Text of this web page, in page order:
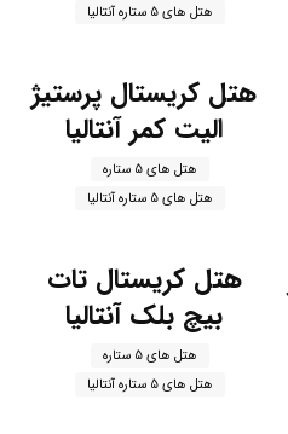
هتل های 5 ستاره آنتالیا
هتل کریستال پرستیژ
الیت کمر آنتالیا
هتل های 5 ستاره
هتل های 5 ستاره آنتالیا
هتل کریستال تات
بیچ بلک آنتالیا
هتل های 5 ستاره
هتل های 5 ستاره آنتالیا